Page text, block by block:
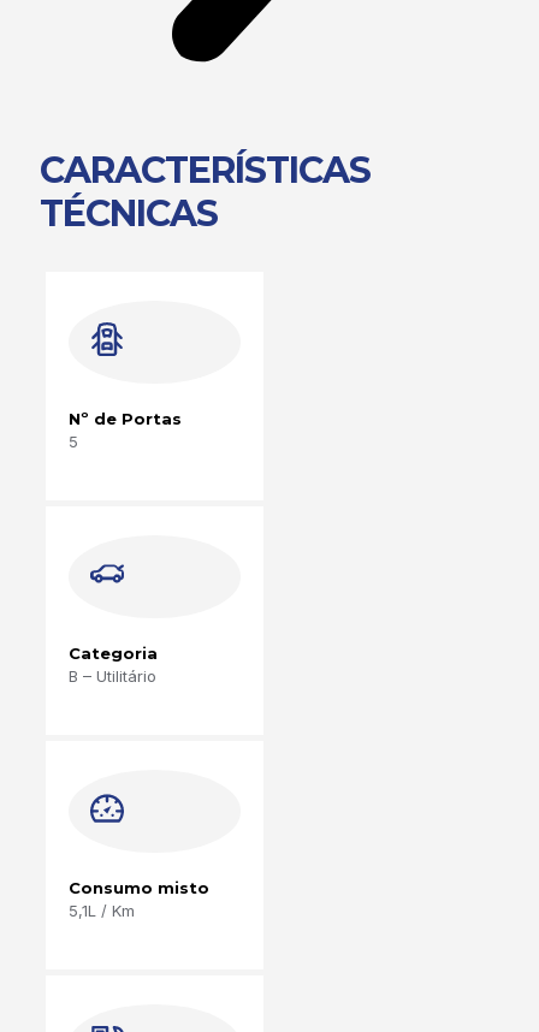
CARACTERÍSTICAS
TÉCNICAS
Nº de Portas
5
Categoria
B – Utilitário
Consumo misto
5,1L / Km